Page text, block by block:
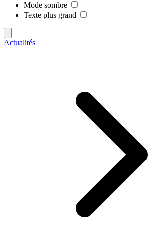
Mode sombre
Texte plus grand
Actualités